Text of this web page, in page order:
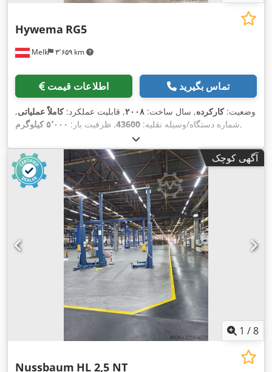
Melk ۳٬۶۵۹ km
Hywema RG5
اطلاعات قیمت تماس بگیرید
وضعیت:کارکرده, سال ساخت: ۲۰۰۸, قابلیت عملکرد:کاملاً عملیاتی,
شماره دستگاه/وسیله نقلیه: 43600, ظرفیت بار: ۵٬۰۰۰ کیلوگرم ,
آگهی کوچک
1 /8
Nussbaum HL 2,5 NT